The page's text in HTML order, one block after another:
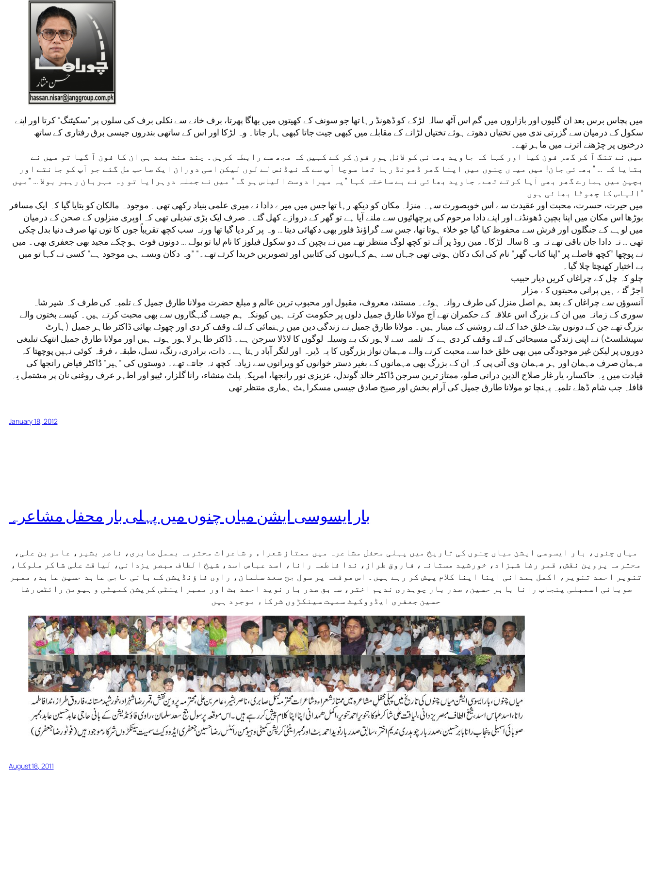
میں پچاس برس بعد ان گلیوں اور بازاروں میں گم اس آٹھ سالہ لڑکے کو ڈھونڈ رہا تھا جو سونف کے کھیتوں میں بھاگا پھرتا، برف خانے سے نکلی برف کی سلوں پر ”سکیٹنگ“ کرتا اور اپنے
سکول کے درمیان سے گزرتی ندی میں تختیاں دھوتے ہوئے تختیاں لڑانے کے مقابلے میں کبھی جیت جاتا کبھی ہار جاتا۔ وہ لڑکا اور اس کے ساتھی بندروں جیسی برق رفتاری کے ساتھ
درختوں پر چڑھنے اترنے میں ماہر تھے۔
میں نے تنگ آ کر گھر فون کیا اور کہا کہ جاوید بھائی کو لائل پور فون کر کے کہیں کہ مجھ سے رابطہ کریں۔ چند منٹ بعد ہی ان کا فون آ گیا تو میں نے
بتایا کہ … ”بھائی جان! میں میاں چنوں میں اپنا گھر ڈھونڈ رہا تھا سوچا آپ سے گائیڈنس لے لوں لیکن اسی دوران ایک صاحب مل گئے جو آپ کو جانتے اور
بچپن میں ہمارے گھر بھی آیا کرتے تھے۔ جاوید بھائی نے بے ساختہ کہا ”یہ میرا دوست الیاس ہو گا“ میں نے جملہ دوہرایا تو وہ مہربان رہبر بولا … ”میں
الیاس کا چھوٹا بھائی ہوں“
میں حیرت، حسرت، محبت اور عقیدت سے اس خوبصورت سہہ منزلہ مکان کو دیکھ رہا تھا جس میں میرے دادا نے میری علمی بنیاد رکھی تھی۔ موجودہ مالکان کو بتایا گیا کہ ایک مسافر
بوڑھا اس مکان میں اپنا بچپن ڈھونڈنے اور اپنے دادا مرحوم کی پرچھائیوں سے ملنے آیا ہے تو گھر کے دروازے کھل گئے۔ صرف ایک بڑی تبدیلی تھی کہ اوپری منزلوں کے صحن کے درمیان
میں لوہے کے جنگلوں اور فرش سے محفوظ کیا گیا جو خلاء ہوتا تھا، جس سے گراؤنڈ فلور بھی دکھائی دیتا … وہ پر کر دیا گیا تھا ورنہ سب کچھ تقریباً جوں کا توں تھا صرف دنیا بدل چکی
تھی … نہ دادا جان باقی تھے نہ وہ 8 سالہ لڑکا۔ مین روڈ پر آئے تو کچھ لوگ منتظر تھے میں نے بچپن کے دو سکول فیلوز کا نام لیا تو بولے … دونوں فوت ہو چکے مجید بھی جعفری بھی۔ میں
نے پوچھا ”کچھ فاصلے پر ”اپنا کتاب گھر“ نام کی ایک دکان ہوتی تھی جہاں سے ہم کہانیوں کی کتابیں اور تصویریں خریدا کرتے تھے۔“ ”وہ دکان ویسے ہی موجود ہے“ کسی نے کہا تو میں
بے اختیار کھنچتا چلا گیا۔
چلو کہ چل کے چراغاں کریں دیار حبیب
اجڑ گئے ہیں پرانی محبتوں کے مزار
آنسوؤں سے چراغاں کے بعد ہم اصل منزل کی طرف روانہ ہوئے۔ مستند، معروف، مقبول اور محبوب ترین عالم و مبلغ حضرت مولانا طارق جمیل کے تلمبہ کی طرف کہ شیر شاہ
سوری کے زمانہ میں ان کے بزرگ اس علاقہ کے حکمران تھے آج مولانا طارق جمیل دلوں پر حکومت کرتے ہیں کیونکہ ہم جیسے گنہگاروں سے بھی محبت کرتے ہیں۔ کیسے بختوں والے
بزرگ تھے جن کے دونوں بیٹے خلق خدا کے لئے روشنی کے مینار ہیں۔ مولانا طارق جمیل نے زندگی دین میں رہنمائی کے لئے وقف کر دی اور چھوٹے بھائی ڈاکٹر طاہر جمیل (ہارٹ
سپیشلسٹ) نے اپنی زندگی مسیحائی کے لئے وقف کر دی ہے کہ تلمبہ سے لاہور تک بے وسیلہ لوگوں کا لاڈلا سرجن ہے۔ ڈاکٹر طاہر لاہور ہوتے ہیں اور مولانا طارق جمیل انتھک تبلیغی
دوروں پر لیکن غیر موجودگی میں بھی خلق خدا سے محبت کرنے والے مہمان نواز بزرگوں کا یہ ڈیرہ اور لنگر آباد رہتا ہے۔ ذات، برادری، رنگ، نسل، طبقہ، فرقہ کوئی نہیں پوچھتا کہ
مہمان صرف مہمان اور ہر مہمان وی آئی پی کہ ان کے بزرگ بھی مہمانوں کے بغیر دستر خوانوں کو ویرانوں سے زیادہ کچھ نہ جانتے تھے۔ دوستوں کی ”ہیر“ ڈاکٹر فیاض رانجھا کی
قیادت میں یہ خاکسار، یار غار صلاح الدین درانی صلو، ممتاز ترین سرجن ڈاکٹر خالد گوندل، عزیزی نور رانجھا، امریکہ پلٹ منشاء، رانا گلزار، ٹیپو اور اطہر عرف روغنی نان پر مشتمل یہ
قافلہ جب شام ڈھلے تلمبہ پہنچا تو مولانا طارق جمیل کی آرام بخش اور صبح صادق جیسی مسکراہٹ ہماری منتظر تھی
January 18, 2012
بار ایسوسی ایشن میاں چنوں میں پہلی بار محفل مشاعرہ
میاں چنوں، بار ایسوسی ایشن میاں چنوں کی تاریخ میں پہلی محفل مشاعرہ میں ممتاز شعراء و شاعرات محترمہ بسمل صابری، ناصر بشیر، عامر بن علی،
محترمہ پروین نقش، قمر رضا شہزاد، خورشید مستانہ، فاروق طراز، ندا فاطمہ رانا، اسد عباس اسد، شیخ الطاف مبصر یزدانی، لیاقت علی شاکر ملوکا،
تنویر احمد تنویر، اکمل ہمدانی اپنا اپنا کلام پیش کر رہے ہیں۔ اس موقعہ پر سول جج سعد سلمان، راوی فاؤنڈیشن کے بانی حاجی عابد حسین عابد، ممبر
صوبائی اسمبلی پنجاب رانا بابر حسین، صدر بار چوہدری ندیم اختر، سابق صدر بار نوید احمد بٹ اور ممبر اینٹی کرپشن کمیٹی و ہیومن رائٹس رضا
حسین جعفری ایڈووکیٹ سمیت سینکڑوں شرکاء موجود ہیں
August 18, 2011